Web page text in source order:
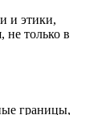
и этики,
не только в
границы,